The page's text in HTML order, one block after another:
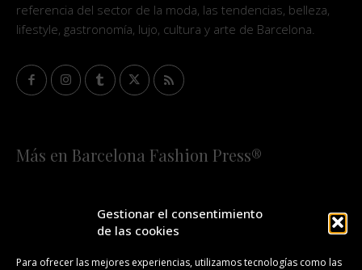
Gestionar el consentimiento
de las cookies
Para ofrecer las mejores experiencias, utilizamos tecnologías como las
referencia del sector de la moda, las tendencias, belleza,
lifestyle, gastronomía, lujo, cultura y arte de Barcelona.
Más en Barcelona Fashion Press®
¡SUSCRÍBETE A NUESTRA FASHION NEWS!